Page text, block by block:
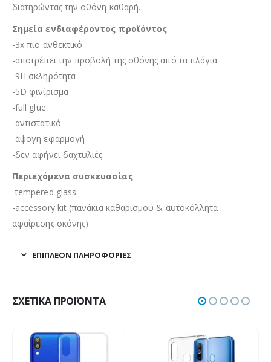
διατηρώντας την οθόνη καθαρή.
Σημεία ενδιαφέροντος προϊόντος
-3x πιο ανθεκτικό
-αποτρέπει την προβολή της οθόνης από τα πλάγια
-9H σκληρότητα
-5D φινίρισμα
-full glue
-αντιστατικό
-άψογη εφαρμογή
-δεν αφήνει δαχτυλιές
Περιεχόμενα συσκευασίας
-tempered glass
-accessory kit (πανάκια καθαρισμού & αυτοκόλλητα
αφαίρεσης σκόνης)
ΕΠΙΠΛΈΟΝ ΠΛΗΡΟΦΟΡΊΕΣ
ΣΧΕΤΙΚΆ ΠΡΟΪΌΝΤΑ